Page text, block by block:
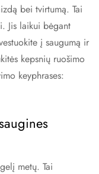
bei tvirtumą. Tai
Jis laikui bėgant
į saugumą ir
kepsnių ruošimo
keyphrases:
metų. Tai